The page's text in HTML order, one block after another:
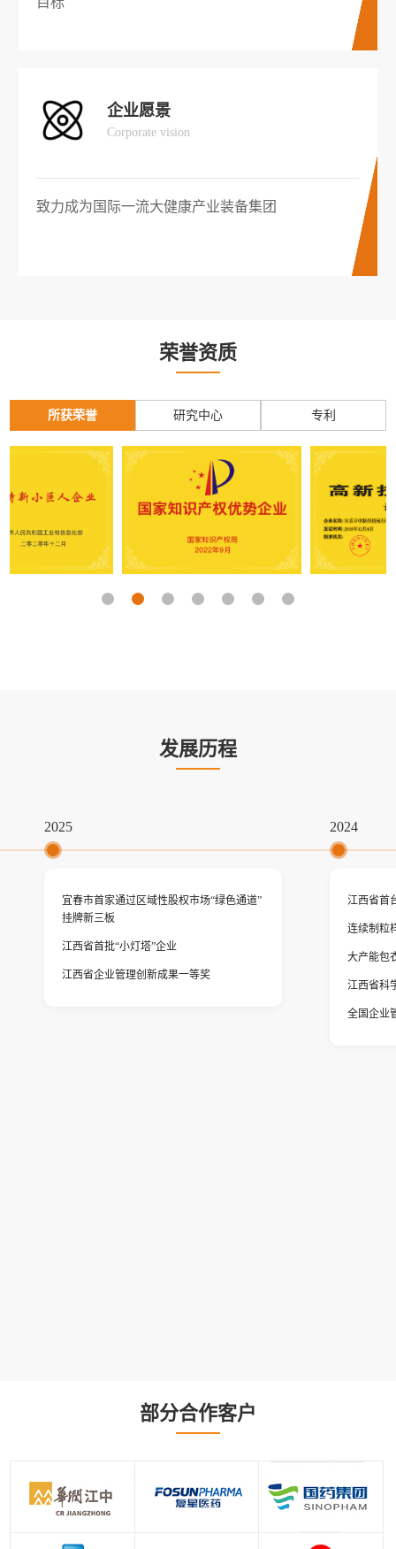
企业愿景
Corporate vision
致力成为国际一流大健康产业装备集团
荣誉资质
所获荣誉 研究中心 专利
发展历程
2025
宜春市首家通过区域性股权市场“绿色通道”
挂牌新三板
江西省首批“小灯塔”企业
江西省企业管理创新成果一等奖
2024
江西省首
连续制粒
大产能包
江西省科
全国企业
部分合作客户